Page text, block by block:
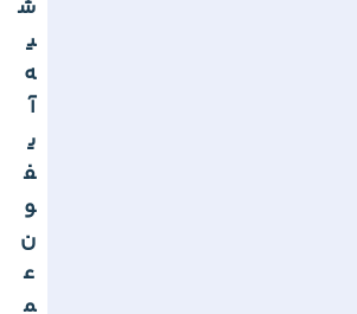
ش
ی
ه
آ
ی
ف
و
ن
ع
م